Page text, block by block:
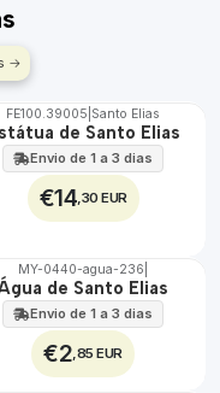
FE100.39005 Santo Elias
de Santo Elias
Envio de 1 a 3 dias
€14 ,30 EUR
MY-0440-agua-236
de Santo Elias
Envio de 1 a 3 dias
€2 ,85 EUR